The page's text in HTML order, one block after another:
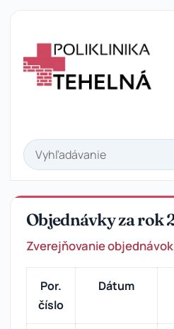
Objednávky za rok
Zverejňovanie objednávok
Por.
číslo
Dátum